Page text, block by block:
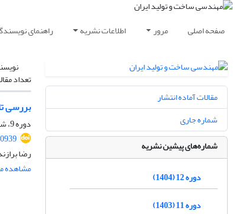
صفحه اصلی مرور اطلاعات نشریه راهنمای
تعداد
بررسی
دوره 9، شماره 6، شهریور 1401، صفحه
رضا
مشاهده
مقالات آماده انتشار
شماره جاری
شماره‌های پیشین نشریه
دوره 12 (1404)
دوره 11 (1403)